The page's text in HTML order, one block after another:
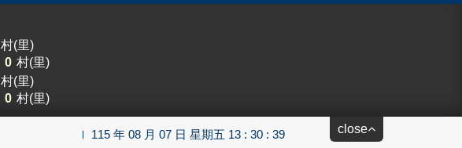
close
村(里)
0 村(里)
村(里)
0 村(里)
115 年 08 月 07 日 星期五 13 : 30 : 40